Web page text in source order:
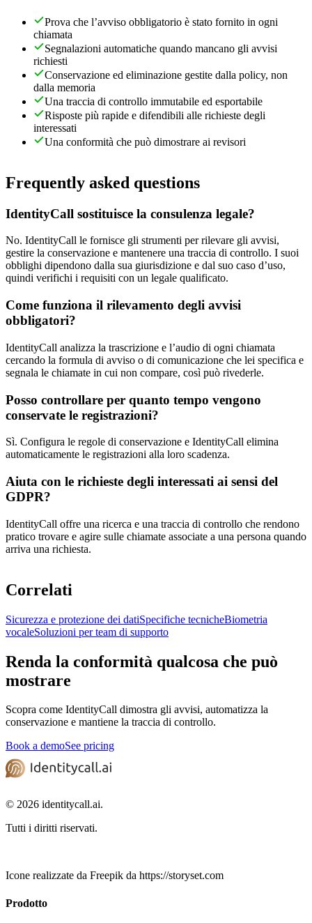
Prova che l’avviso obbligatorio è stato fornito in ogni
chiamata
Segnalazioni automatiche quando mancano gli avvisi
richiesti
Conservazione ed eliminazione gestite dalla policy, non
dalla memoria
Una traccia di controllo immutabile ed esportabile
Risposte più rapide e difendibili alle richieste degli
interessati
Una conformità che può dimostrare ai revisori
Frequently asked questions
IdentityCall sostituisce la consulenza legale?
No. IdentityCall le fornisce gli strumenti per rilevare gli avvisi,
gestire la conservazione e mantenere una traccia di controllo. I suoi
obblighi dipendono dalla sua giurisdizione e dal suo caso d’uso,
quindi verifichi i requisiti con un legale qualificato.
Come funziona il rilevamento degli avvisi
obbligatori?
IdentityCall analizza la trascrizione e l’audio di ogni chiamata
cercando la formula di avviso o di comunicazione che lei specifica e
segnala le chiamate in cui non compare, così può rivederle.
Posso controllare per quanto tempo vengono
conservate le registrazioni?
Sì. Configura le regole di conservazione e IdentityCall elimina
automaticamente le registrazioni alla loro scadenza.
Aiuta con le richieste degli interessati ai sensi del
GDPR?
IdentityCall offre una ricerca e una traccia di controllo che rendono
pratico trovare e agire sulle chiamate associate a una persona quando
arriva una richiesta.
Correlati
Sicurezza e protezione dei datiSpecifiche tecnicheBiometria
vocaleSoluzioni per team di supporto
Renda la conformità qualcosa che può
mostrare
Scopra come IdentityCall dimostra gli avvisi, automatizza la
conservazione e mantiene la traccia di controllo.
Book a demoSee pricing
© 2026 identitycall.ai.
Tutti i diritti riservati.
Icone realizzate da Freepik da https://storyset.com
Prodotto